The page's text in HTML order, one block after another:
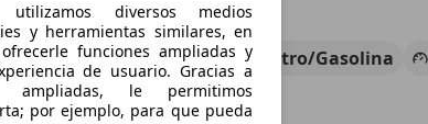
01/2021 19.000 km Electro/Gasolina
diversos medios
y herramientas similares, en
funciones ampliadas y
de usuario. Gracias a
ampliadas, le permitimos
por ejemplo, para que pueda